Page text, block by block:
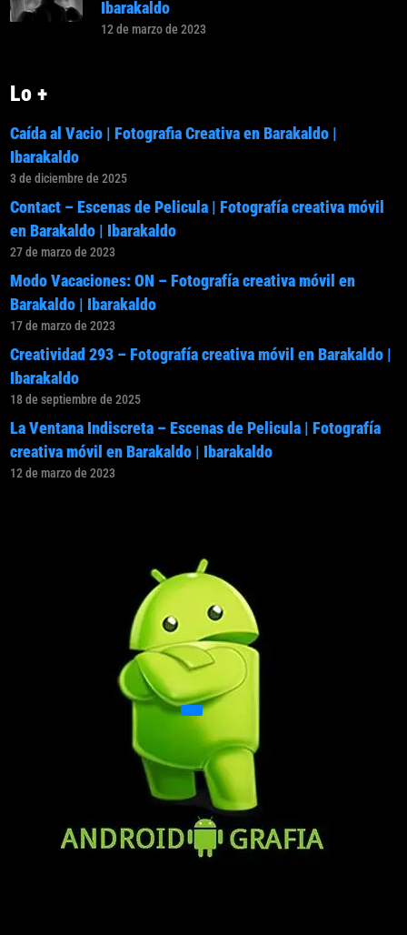
Ibarakaldo
12 de marzo de 2023
Lo +
Caída al Vacio | Fotografia Creativa en Barakaldo |
Ibarakaldo
3 de diciembre de 2025
Contact – Escenas de Pelicula | Fotografía creativa móvil
en Barakaldo | Ibarakaldo
27 de marzo de 2023
Modo Vacaciones: ON – Fotografía creativa móvil en
Barakaldo | Ibarakaldo
17 de marzo de 2023
Creatividad 293 – Fotografía creativa móvil en Barakaldo |
Ibarakaldo
18 de septiembre de 2025
La Ventana Indiscreta – Escenas de Pelicula | Fotografía
creativa móvil en Barakaldo | Ibarakaldo
12 de marzo de 2023